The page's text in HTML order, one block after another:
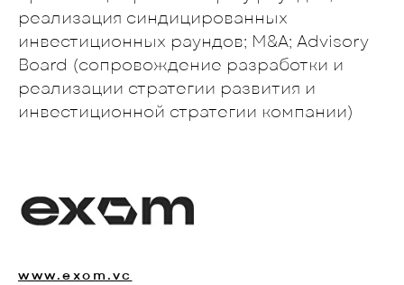
реализация синдицированных
инвестиционных раундов; M&A; Advisory
Board (сопровождение разработки и
реализации стратегии развития и
инвестиционной стратегии компании)
www.exom.vc